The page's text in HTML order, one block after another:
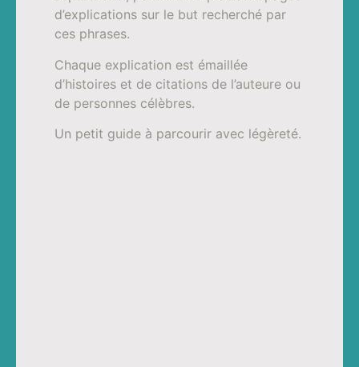
d’explications sur le but recherché par
ces phrases.
Chaque explication est émaillée
d’histoires et de citations de l’auteure ou
de personnes célèbres.
Un petit guide à parcourir avec légèreté.